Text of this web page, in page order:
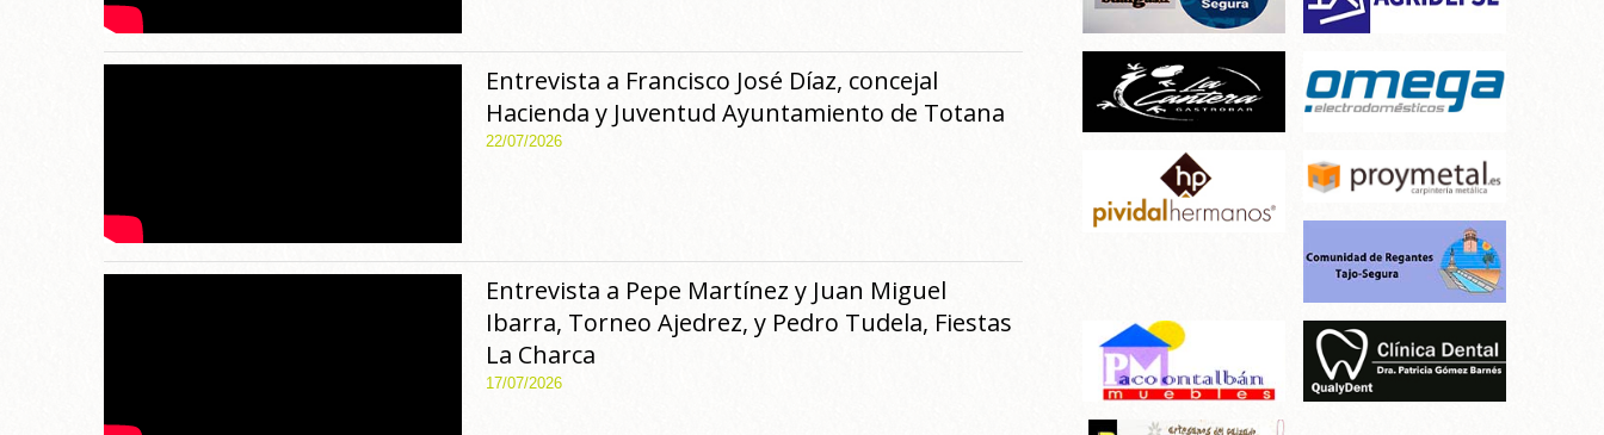
Entrevista a Francisco José Díaz, concejal
Hacienda y Juventud Ayuntamiento de Totana
22/07/2026
Entrevista a Pepe Martínez y Juan Miguel
Ibarra, Torneo Ajedrez, y Pedro Tudela, Fiestas
La Charca
17/07/2026